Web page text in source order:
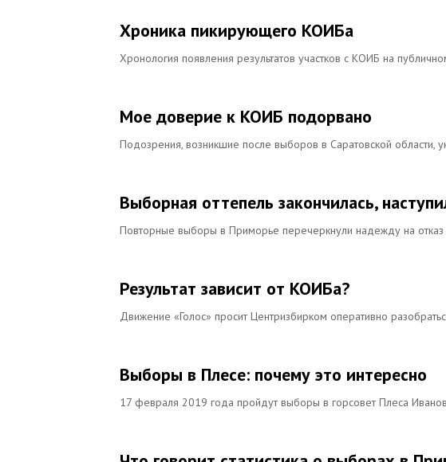
Хроника пикирующего КОИБа
Хронология появления результатов участков с КОИБ на
Мое доверие к КОИБ подорвано
Подозрения, возникшие после выборов в Саратовской области,
Выборная оттепель закончилась,
Повторные выборы в Приморье перечеркнули надежду на отказ
Результат зависит от КОИБа?
Движение «Голос» просит Центризбирком оперативно
Выборы в Плесе: почему это интересно
17 февраля 2019 года пройдут выборы в горсовет Плеса